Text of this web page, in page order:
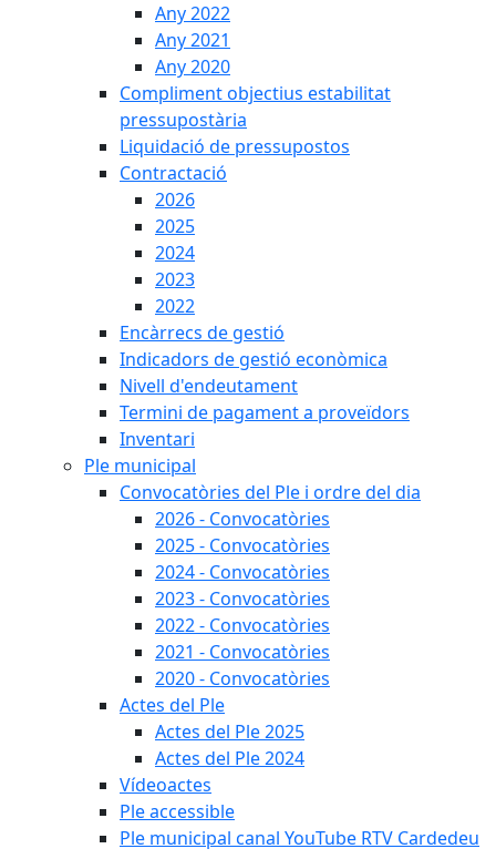
Any 2022
Any 2021
Any 2020
Compliment objectius estabilitat
pressupostària
Liquidació de pressupostos
Contractació
2026
2025
2024
2023
2022
Encàrrecs de gestió
Indicadors de gestió econòmica
Nivell d'endeutament
Termini de pagament a proveïdors
Inventari
Ple municipal
Convocatòries del Ple i ordre del dia
2026 - Convocatòries
2025 - Convocatòries
2024 - Convocatòries
2023 - Convocatòries
2022 - Convocatòries
2021 - Convocatòries
2020 - Convocatòries
Actes del Ple
Actes del Ple 2025
Actes del Ple 2024
Vídeoactes
Ple accessible
Ple municipal canal YouTube RTV Cardedeu